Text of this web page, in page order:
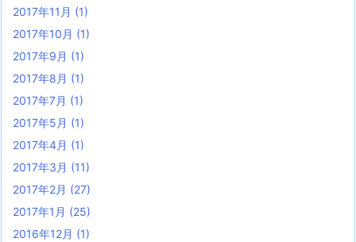
2017年11月 (1)
2017年10月 (1)
2017年9月 (1)
2017年8月 (1)
2017年7月 (1)
2017年5月 (1)
2017年4月 (1)
2017年3月 (11)
2017年2月 (27)
2017年1月 (25)
2016年12月 (1)